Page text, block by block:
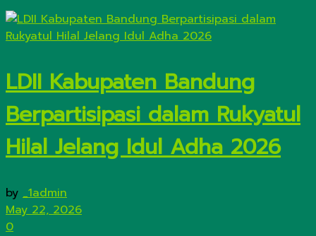
LDII Kabupaten Bandung
Berpartisipasi dalam Rukyatul
Hilal Jelang Idul Adha 2026
by _1admin
May 22, 2026
0